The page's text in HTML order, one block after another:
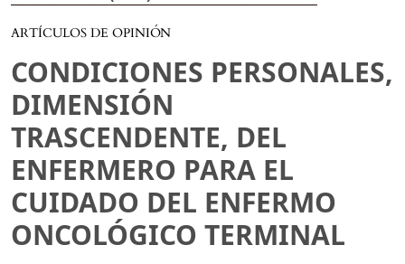
ARTÍCULOS DE OPINIÓN
CONDICIONES PERSONALES,
DIMENSIÓN
TRASCENDENTE, DEL
ENFERMERO PARA EL
CUIDADO DEL ENFERMO
ONCOLÓGICO TERMINAL